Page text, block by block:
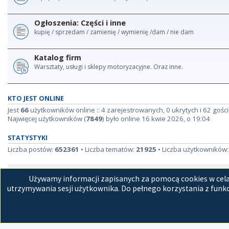
Ogłoszenia: Części i inne
kupię / sprzedam / zamienię / wymienię /dam / nie dam
Katalog firm
Warsztaty, usługi i sklepy motoryzacyjne. Oraz inne.
KTO JEST ONLINE
Jest 66użytkowników online :: 4 zarejestrowanych, 0 ukrytych i 62
Najwięcej użytkowników (7849) było online 16 kwie 2026, o 19:04
STATYSTYKI
Liczba postów: 652361 • Liczba tematów: 21925 • Liczba użytkowników:
Używamy informacji zapisanych za pomocą cookies w
utrzymywania sesji użytkownika. Do pełnego korzystania z
Strona główna